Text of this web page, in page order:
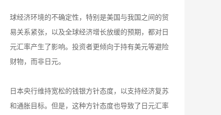
球经济环境的不确定性，特别是美国与我国之间的贸
易关系紧张，以及全球经济增长放缓的预期，都对日
元汇率产生了影响。投资者更倾向于持有美元等避险
财物，而非日元。
日本央行维持宽松的钱银方针态度，以支持经济复苏
和通胀目标。但是，这种方针态度也导致了日元汇率